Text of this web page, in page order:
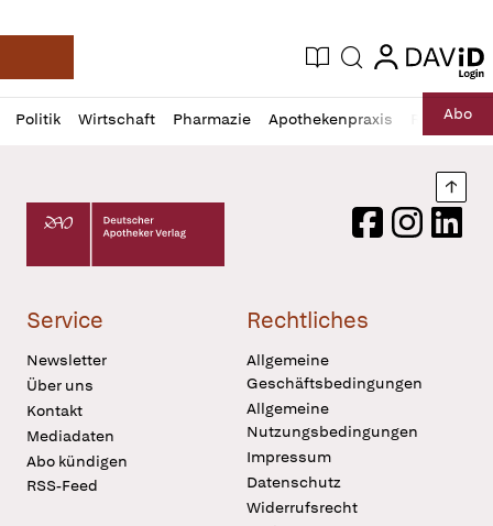
Deutsche Apotheker Zeitung
Aktuelle Ausgabe
Suche login
login
Politik Wirtschaft Pharmazie Apothekenpraxis RechtAbo
Profil
öffnen
Daz
Pur
Deutscher Apotheker Verlag Logo
FacebookInstagram
Service
Newsletter
Über uns
Kontakt
Mediadaten
Abo kündigen
RSS-Feed
Rechtliches
Allgemeine
Geschäftsbedingungen
Allgemeine
Nutzungsbedingungen
Impressum
Datenschutz
Widerrufsrecht